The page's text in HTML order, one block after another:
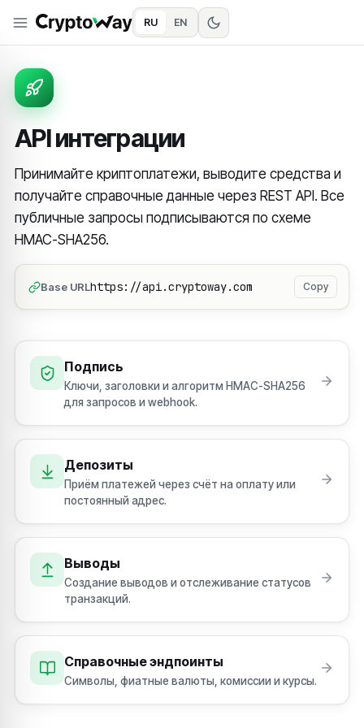
RU EN
API интеграции
Принимайте криптоплатежи, выводите средства и
получайте справочные данные через REST API. Все
публичные запросы подписываются по схеме
HMAC-SHA256.
Base URLhttps://api.cryptoway.com Copy
Подпись
Ключи, заголовки и алгоритм HMAC-SHA256
для запросов и webhook.
Депозиты
Приём платежей через счёт на оплату или
постоянный адрес.
Выводы
Создание выводов и отслеживание статусов
транзакций.
Справочные эндпоинты
Символы, фиатные валюты, комиссии и курсы.